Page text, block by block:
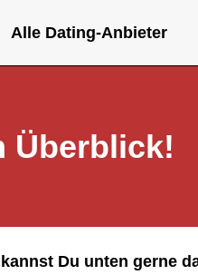
Alle Dating-Anbieter
Überblick!
Du unten gerne